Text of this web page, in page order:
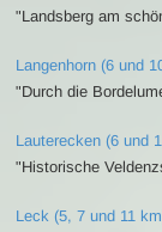
"Landsberg am
Langenhorn (6 und
"Durch die
Lauterecken (6 und
"Historische
Leck (5, 7 und 11